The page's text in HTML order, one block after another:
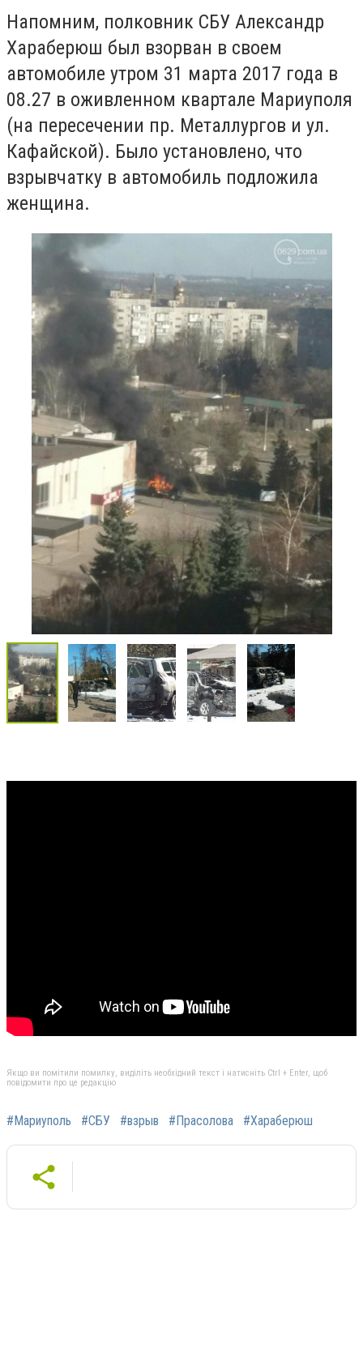
Напомним, полковник СБУ Александр
Хараберюш был взорван в своем
автомобиле утром 31 марта 2017 года в
08.27 в оживленном квартале Мариуполя
(на пересечении пр. Металлургов и ул.
Кафайской). Было установлено, что
взрывчатку в автомобиль подложила
женщина.
Якщо ви помітили помилку, виділіть необхідний текст і натисніть Ctrl + Enter, щоб
повідомити про це редакцію
#Мариуполь #СБУ #взрыв #Прасолова #Хараберюш